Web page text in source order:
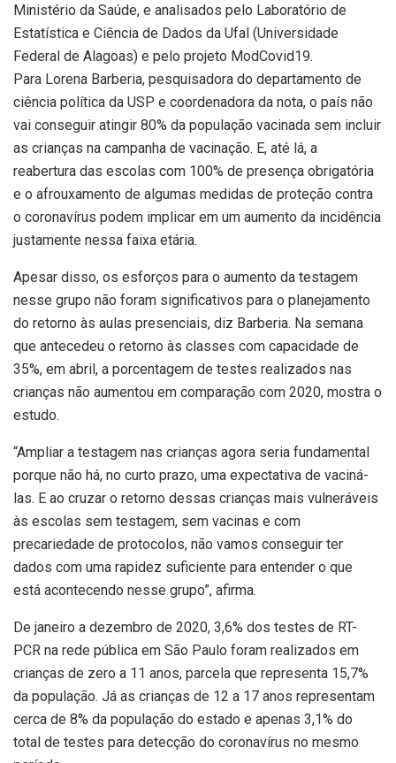
Ministério da Saúde, e analisados pelo Laboratório de
Estatística e Ciência de Dados da Ufal (Universidade
Federal de Alagoas) e pelo projeto ModCovid19.
Para Lorena Barberia, pesquisadora do departamento de
ciência política da USP e coordenadora da nota, o país não
vai conseguir atingir 80% da população vacinada sem incluir
as crianças na campanha de vacinação. E, até lá, a
reabertura das escolas com 100% de presença obrigatória
e o afrouxamento de algumas medidas de proteção contra
o coronavírus podem implicar em um aumento da incidência
justamente nessa faixa etária.
Apesar disso, os esforços para o aumento da testagem
nesse grupo não foram significativos para o planejamento
do retorno às aulas presenciais, diz Barberia. Na semana
que antecedeu o retorno às classes com capacidade de
35%, em abril, a porcentagem de testes realizados nas
crianças não aumentou em comparação com 2020, mostra o
estudo.
“Ampliar a testagem nas crianças agora seria fundamental
porque não há, no curto prazo, uma expectativa de vaciná-
las. E ao cruzar o retorno dessas crianças mais vulneráveis
às escolas sem testagem, sem vacinas e com
precariedade de protocolos, não vamos conseguir ter
dados com uma rapidez suficiente para entender o que
está acontecendo nesse grupo”, afirma.
De janeiro a dezembro de 2020, 3,6% dos testes de RT-
PCR na rede pública em São Paulo foram realizados em
crianças de zero a 11 anos, parcela que representa 15,7%
da população. Já as crianças de 12 a 17 anos representam
cerca de 8% da população do estado e apenas 3,1% do
total de testes para detecção do coronavírus no mesmo